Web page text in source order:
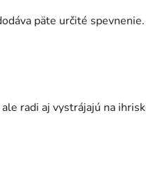
päte určité
radi aj vystrájajú na